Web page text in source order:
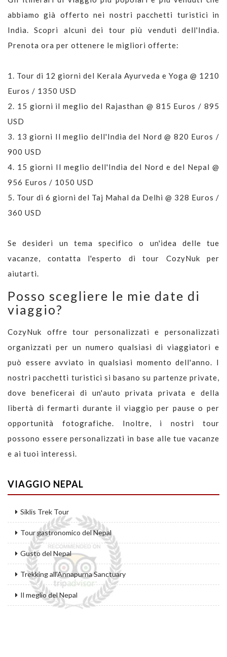
abbiamo già offerto nei nostri pacchetti turistici in
India. Scopri alcuni dei tour più venduti dell'India.
Prenota ora per ottenere le migliori offerte:
1. Tour di 12 giorni del Kerala Ayurveda e Yoga @ 1210
Euros / 1350 USD
2. 15 giorni il meglio del Rajasthan @ 815 Euros / 895
USD
3. 13 giorni Il meglio dell'India del Nord @ 820 Euros /
900 USD
4. 15 giorni Il meglio dell'India del Nord e del Nepal @
956 Euros / 1050 USD
5. Tour di 6 giorni del Taj Mahal da Delhi @ 328 Euros /
360 USD
Se desideri un tema specifico o un'idea delle tue
vacanze, contatta l'esperto di tour CozyNuk per
aiutarti.
Posso scegliere le mie date di
viaggio?
CozyNuk offre tour personalizzati e personalizzati
organizzati per un numero qualsiasi di viaggiatori e
può essere avviato in qualsiasi momento dell'anno. I
nostri pacchetti turistici si basano su partenze private,
dove beneficerai di un'auto privata privata e della
libertà di fermarti durante il viaggio per pause o per
opportunità fotografiche. Inoltre, i nostri tour
possono essere personalizzati in base alle tue vacanze
e ai tuoi interessi.
VIAGGIO NEPAL
Siklis Trek Tour
Tour gastronomico del Nepal
Gusto del Nepal
Trekking all'Annapurna Sanctuary
Il meglio del Nepal